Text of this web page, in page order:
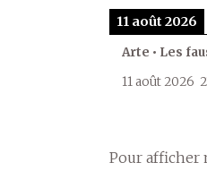
11 août 2026
Arte • Les
11 août 2026
Pour afficher